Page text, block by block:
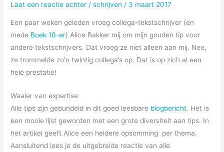
Laat een reactie achter /schrijven / 3 maart 2017
Een paar weken geleden vroeg collega-tekstschrijver (en
mede Boek 10-er) Alice Bakker mij om mijn gouden tip voor
andere tekstschrijvers. Dat vroeg ze niet alleen aan mij. Nee,
ze trommelde zo’n twintig collega’s op. Dat is op zich al een
hele prestatie!
Waaier van expertise
Alle tips zijn gebundeld in dit goed leesbare blogbericht. Het is
een mooie lijst geworden met een grote diversiteit aan tips. In
het artikel geeft Alice een heldere opsomming per thema.
Aansluitend lees je de uitgebreide reactie van alle